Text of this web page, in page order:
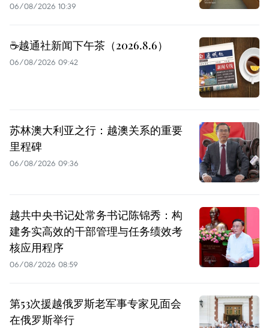
06/08/2026 10:39
☕️越通社新闻下午茶（2026.8.6）
06/08/2026 09:42
苏林澳大利亚之行：越澳关系的重要
里程碑
06/08/2026 09:36
越共中央书记处常务书记陈锦秀：构
建务实高效的干部管理与任务绩效考
核应用程序
06/08/2026 08:59
第53次援越俄罗斯老军事专家见面会
在俄罗斯举行